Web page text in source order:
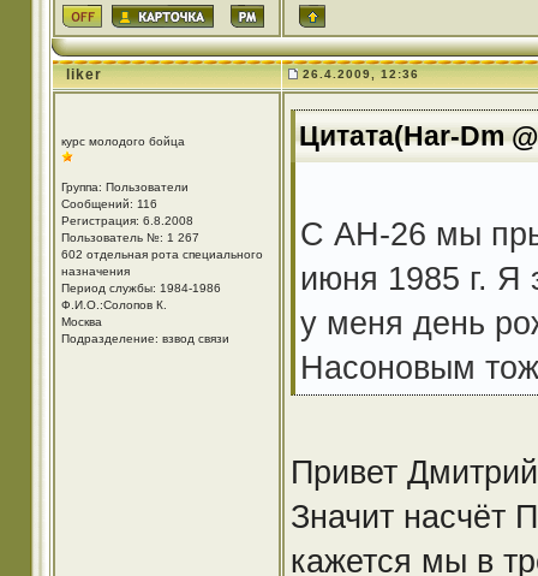
liker 26.4.2009, 12:36
курс молодого бойца
Группа: Пользователи
Сообщений: 116
Регистрация: 6.8.2008
Пользователь №: 1 267
602 отдельная рота специального
назначения
Период службы: 1984-1986
Ф.И.О.:Солопов К.
Москва
Подразделение: взвод связи
Цитата(Har-Dm
C АН-26 мы
июня 1985 г. Я
у меня день
Насоновым
Привет
Значит насчёт
кажется мы в